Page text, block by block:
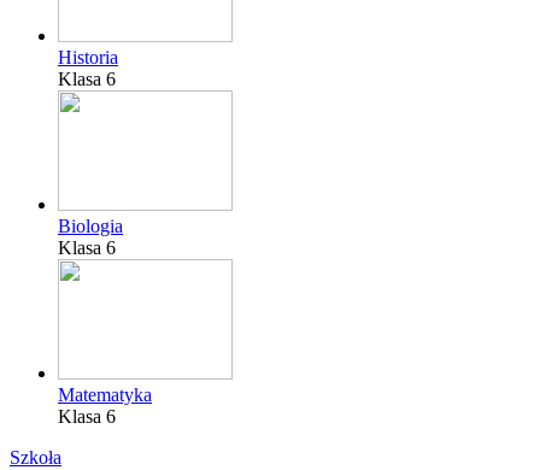
Historia
Klasa 6
Biologia
Klasa 6
Matematyka
Klasa 6
Szkoła